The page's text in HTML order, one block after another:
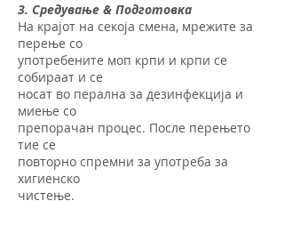
3. Средување & Подготовка
На крајот на секоја смена, мрежите за
перење со
употребените моп крпи и крпи се
собираат и се
носат во перална за дезинфекција и
миење со
препорачан процес. После перењето
тие се
повторно спремни за употреба за
хигиенско
чистење.